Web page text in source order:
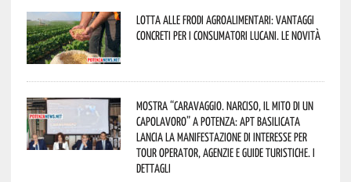
Lotta alle frodi agroalimentari: vantaggi
concreti per i consumatori lucani. Le novità
Mostra “Caravaggio. Narciso, il mito di un
capolavoro” a Potenza: APT Basilicata
lancia la manifestazione di interesse per
Tour Operator, Agenzie e Guide Turistiche. I
dettagli